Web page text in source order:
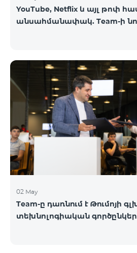
YouTube, Netflix և այլ թոփ
անսահմանափակ. Team-ի
02 May
Team-ը դառնում է Թումոյի
տեխնոլոգիական